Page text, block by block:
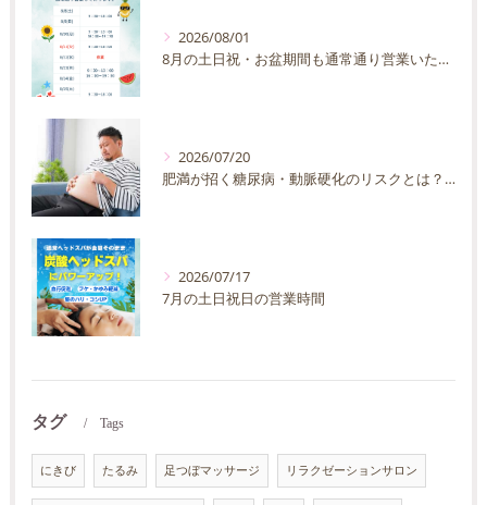
2026/08/01
8月の土日祝・お盆期間も通常通り営業いたします
2026/07/20
肥満が招く糖尿病・動脈硬化のリスクとは？30代40代男性が今すぐ始めたい予防法を徹底解説
2026/07/17
7月の土日祝日の営業時間
タグ Tags
にきび たるみ 足つぼマッサージ リラクゼーションサロン